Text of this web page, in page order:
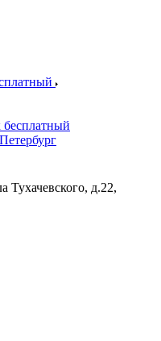
бесплатный
Тухачевского, д.22,